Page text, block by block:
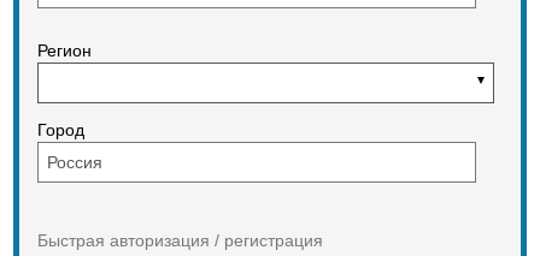
Регион
Город
Быстрая авторизация / регистрация